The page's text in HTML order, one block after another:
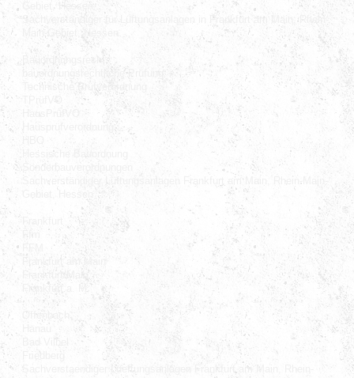
Gebiet, Hessen
Sachverständiger für Lüftungsanlagen in Frankfurt am Main, Rhein-
Main-Gebiet, Hessen
Bauordnungsrecht
bauordnungsrechtliche Prüfung
Technische Prüfverordnung
TPrüfVO
Hessische Bauordnung
Sonderbauverordnungen
Sachverständiger Lüftungsanlagen Frankfurt am Main, Rhein-Main-
Frankfurt am Main
Frankfurt/Main
Frankfurt a. M.
Offenbach
Sachverstaendiger Lueftungsanlagen Frankfurt am Main, Rhein-